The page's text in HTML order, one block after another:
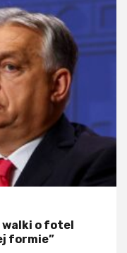
walki o fotel
formie”